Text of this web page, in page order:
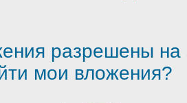
разрешены
мои вложения?